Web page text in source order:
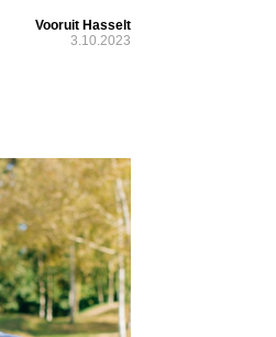
Vooruit Hasselt
3.10.2023